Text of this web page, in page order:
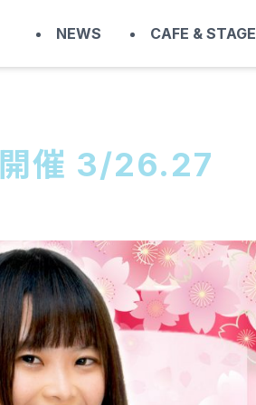
NEWS CAFE & STAGE
催 3/26.27